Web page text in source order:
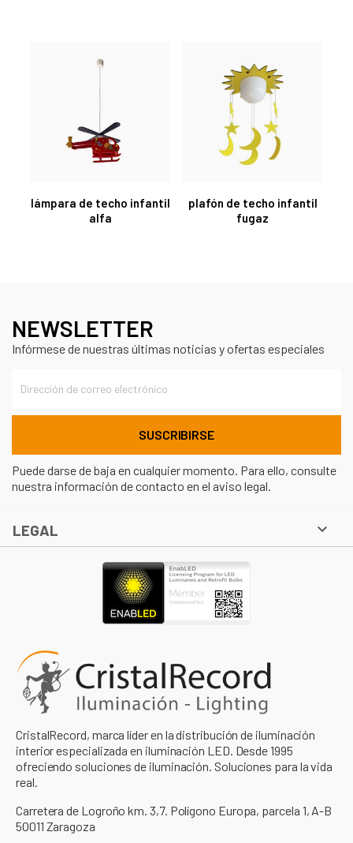
lámpara de techo infantil
alfa
plafón de techo infantil
fugaz
NEWSLETTER
Infórmese de nuestras últimas noticias y ofertas especiales
Puede darse de baja en cualquier momento. Para ello, consulte
nuestra información de contacto en el aviso legal.
LEGAL 
CristalRecord, marca líder en la distribución de iluminación
interior especializada en iluminación LED. Desde 1995
ofreciendo soluciones de iluminación. Soluciones para la vida
real.
Carretera de Logroño km. 3,7. Polígono Europa, parcela 1, A-B
50011 Zaragoza